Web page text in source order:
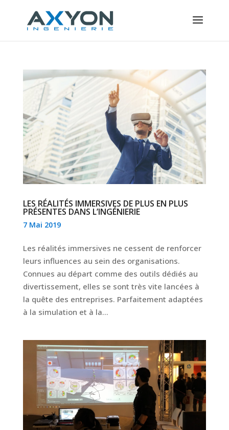
LES RÉALITÉS IMMERSIVES DE PLUS EN PLUS
PRÉSENTES DANS L’INGÉNIERIE
7 Mai 2019
Les réalités immersives ne cessent de renforcer
leurs influences au sein des organisations.
Connues au départ comme des outils dédiés au
divertissement, elles se sont très vite lancées à
la quête des entreprises. Parfaitement adaptées
à la simulation et à la...